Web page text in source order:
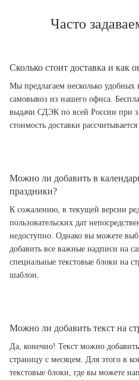
Часто
Сколько стоит доставка и как
Мы предлагаем несколько удобных
самовывоз из нашего офиса.
выдачи СДЭК по всей России при
стоимость доставки
Можно ли добавить в
праздники?
К сожалению, в текущей версии
пользовательских дат
недоступно. Однако вы можете
добавить все важные надписи на
специальные текстовые блоки на
шаблон.
Можно ли добавить текст на
Да, конечно! Текст можно
страницу с месяцем. Для этого в
текстовые блоки, где вы можете